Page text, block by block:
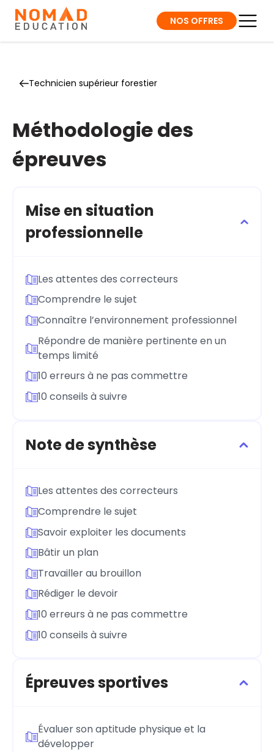
NOS OFFRES
Technicien supérieur forestier
Méthodologie des
épreuves
Mise en situation
professionnelle
Les attentes des correcteurs
Comprendre le sujet
Connaître l’environnement professionnel
Répondre de manière pertinente en un
temps limité
10 erreurs à ne pas commettre
10 conseils à suivre
Note de synthèse
Les attentes des correcteurs
Comprendre le sujet
Savoir exploiter les documents
Bâtir un plan
Travailler au brouillon
Rédiger le devoir
10 erreurs à ne pas commettre
10 conseils à suivre
Épreuves sportives
Évaluer son aptitude physique et la
développer